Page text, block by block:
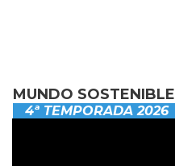
MUNDO SOSTENIBLE
4ª TEMPORADA 2026